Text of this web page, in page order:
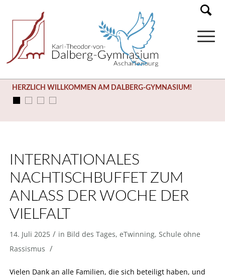
HERZLICH WILLKOMMEN AM DALBERG-GYMNASIUM!
INTERNATIONALES
NACHTISCHBUFFET ZUM
ANLASS DER WOCHE DER
VIELFALT
14. Juli 2025 / in Bild des Tages, eTwinning, Schule ohne
Rassismus /
Vielen Dank an alle Familien, die sich beteiligt haben, und